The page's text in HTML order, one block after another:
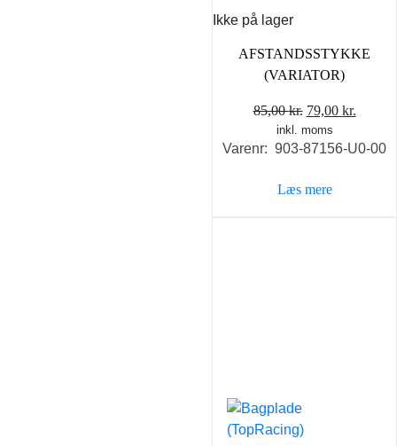
Ikke på lager
AFSTANDSSTYKKE
(VARIATOR)
85,00kr. Den
oprindelige
pris
85,00 kr..
79,00 kr.Den
pris
inkl. moms
Varenr: 903-87156-U0-00
Læs mere